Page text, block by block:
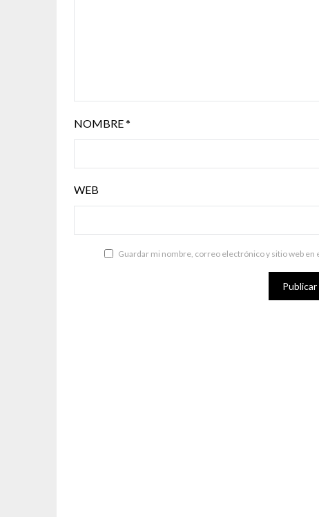
NOMBRE*
WEB
Guardar mi nombre, correo electrónico y sitio web en